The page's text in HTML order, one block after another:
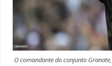
O comandante do conjunto